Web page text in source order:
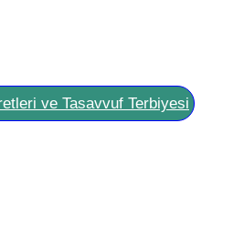
ve Tasavvuf Terbiyesi